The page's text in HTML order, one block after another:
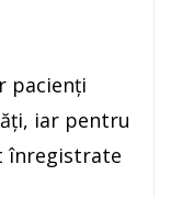
pacienți
iar pentru
înregistrate